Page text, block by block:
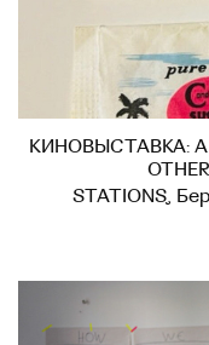
КИНОВЫСТАВКА: A
STATIONS,